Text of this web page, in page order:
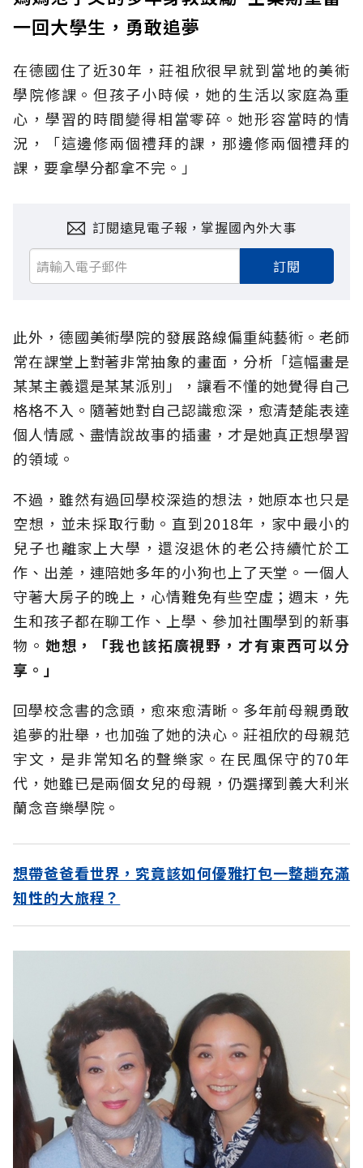
一回大學生，勇敢追夢
在德國住了近30年，莊祖欣很早就到當地的美術
學院修課。但孩子小時候，她的生活以家庭為重
心，學習的時間變得相當零碎。她形容當時的情
況，「這邊修兩個禮拜的課，那邊修兩個禮拜的
課，要拿學分都拿不完。」
訂閱遠見電子報，掌握國內外大事
訂閱
此外，德國美術學院的發展路線偏重純藝術。老師
常在課堂上對著非常抽象的畫面，分析「這幅畫是
某某主義還是某某派別」，讓看不懂的她覺得自己
格格不入。隨著她對自己認識愈深，愈清楚能表達
個人情感、盡情說故事的插畫，才是她真正想學習
的領域。
不過，雖然有過回學校深造的想法，她原本也只是
空想，並未採取行動。直到2018年，家中最小的
兒子也離家上大學，還沒退休的老公持續忙於工
作、出差，連陪她多年的小狗也上了天堂。一個人
守著大房子的晚上，心情難免有些空虛；週末，先
生和孩子都在聊工作、上學、參加社團學到的新事
物。 她想，「我也該拓廣視野，才有東西可以分
享。」
回學校念書的念頭，愈來愈清晰。多年前母親勇敢
追夢的壯舉，也加強了她的決心。莊祖欣的母親范
宇文，是非常知名的聲樂家。在民風保守的70年
代，她雖已是兩個女兒的母親，仍選擇到義大利米
蘭念音樂學院。
想帶爸爸看世界，究竟該如何優雅打包一整趟充滿
知性的大旅程？